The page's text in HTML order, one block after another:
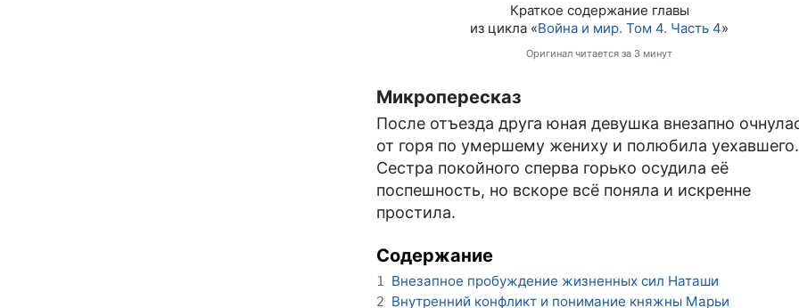
Краткое содержание главы
из цикла «Война и мир. Том 4. Часть 4»
Оригинал читается за 3 минут
Микропересказ
После отъезда друга юная девушка внезапно
от горя по умершему жениху и полюбила уехавшего.
Сестра покойного сперва горько осудила её
поспешность, но вскоре всё поняла и искренне
простила.
Содержание
1 Внезапное пробуждение жизненных сил Наташи
2 Внутренний конфликт и понимание княжны Марьи